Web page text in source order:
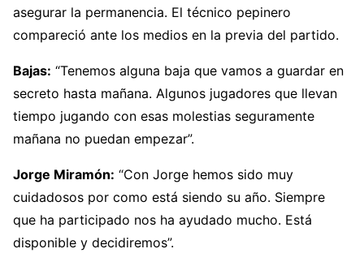
asegurar la permanencia. El técnico pepinero
compareció ante los medios en la previa del partido.
Bajas: “Tenemos alguna baja que vamos a guardar en
secreto hasta mañana. Algunos jugadores que llevan
tiempo jugando con esas molestias seguramente
mañana no puedan empezar”.
Jorge Miramón: “Con Jorge hemos sido muy
cuidadosos por como está siendo su año. Siempre
que ha participado nos ha ayudado mucho. Está
disponible y decidiremos”.